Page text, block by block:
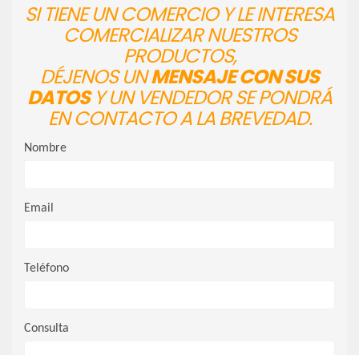
SI TIENE UN COMERCIO Y LE INTERESA
COMERCIALIZAR NUESTROS
PRODUCTOS,
DÉJENOS UNMENSAJE CON SUS
DATOSY UN VENDEDOR SE PONDRÁ
EN CONTACTO A LA BREVEDAD.
Nombre
Email
Teléfono
Consulta